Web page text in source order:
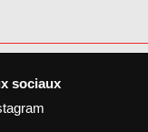
sociaux